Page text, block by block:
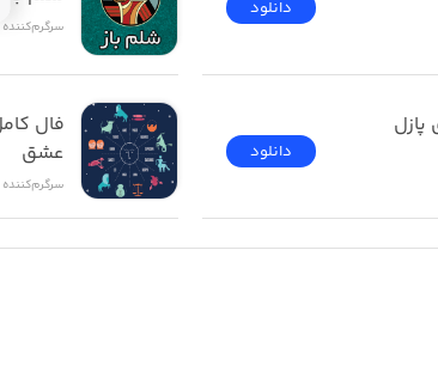
دانلود
دانلود
سرگرم‌کننده
عشق
سرگرم‌کننده